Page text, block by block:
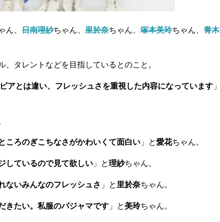
ん、日南理紗ちゃん、里於奈ちゃん、塚本美玲ちゃん、青木
、タレントなどを目指しているとのこと。
アとは違い、フレッシュさを重視した内容になっています」
ころのぎこちなさがかわいくて面白い」と愛花ちゃん。
しているので見て欲しい」と理紗ちゃん。
ないみんなのフレッシュさ 」と 里於奈ちゃん。
きたい。私服のパジャマです」と 美玲ちゃん。